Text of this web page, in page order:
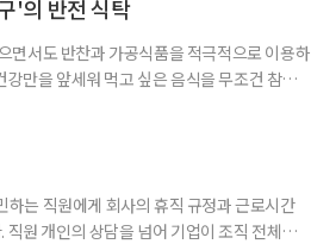
'의 반전 식탁
면서도 반찬과 가공식품을 적극적으로 이용하
만을 앞세워 먹고 싶은 음식을 무조건 참기보
냉동·즉석식품, 통조림 등 외부에서 조
는 직원에게 회사의 휴직 규정과 근로시간
원 개인의 상담을 넘어 기업이 조직 전체의